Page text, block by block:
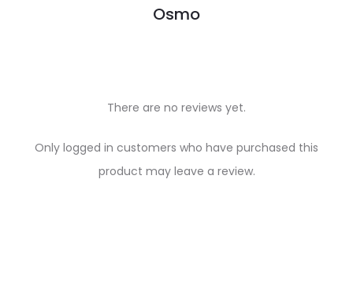
Osmo
There are no reviews yet.
Only logged in customers who have purchased this
product may leave a review.